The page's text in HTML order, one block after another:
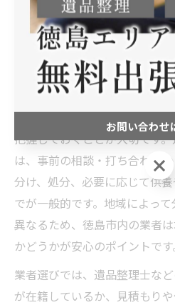
評定で失敗しな
遺品整理評定の流れと安心
遺品整理を徳島県徳島市で行
把握しておくことが大切です
は、事前の相談・打ち合わせ
分け、処分、必要に応じて供
でが一般的です。地域によっ
異なるため、徳島市内の業者
かどうかが安心のポイントです
業者選びでは、遺品整理士な
が在籍しているか、見積もり
お問い合わせ
お問い合わせ